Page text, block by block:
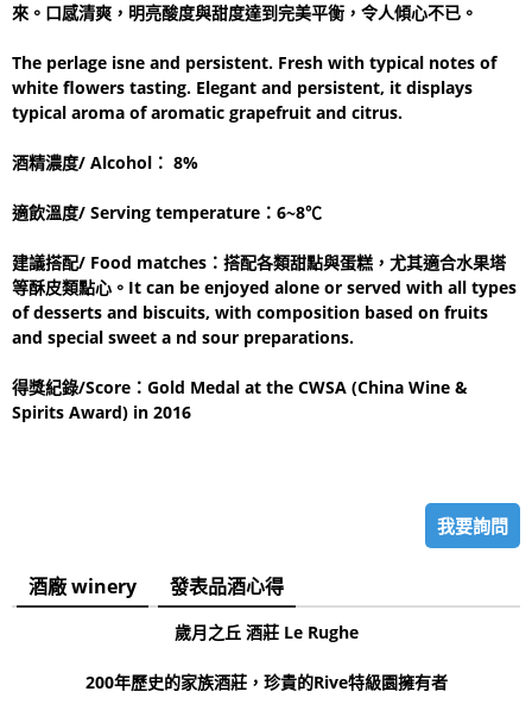
來。口感清爽，明亮酸度與甜度達到完美平衡，令人傾心不已。
The perlage is­ne and persistent. Fresh with typical notes of
white flowers tasting. Elegant and persistent, it displays
typical aroma of aromatic grapefruit and citrus.
酒精濃度/ Alcohol： 8%
適飲溫度/ Serving temperature：6~8℃
建議搭配/ Food matches：搭配各類甜點與蛋糕，尤其適合水果塔
等酥皮類點心。It can be enjoyed alone or served with all types
of desserts and biscuits, with composition based on fruits
and special sweet a nd sour preparations.
得獎紀錄/Score：Gold Medal at the CWSA (China Wine &
Spirits Award) in 2016
我要詢問
酒廠 winery 發表品酒心得
歲月之丘 酒莊 Le Rughe
200年歷史的家族酒莊，珍貴的Rive特級園擁有者